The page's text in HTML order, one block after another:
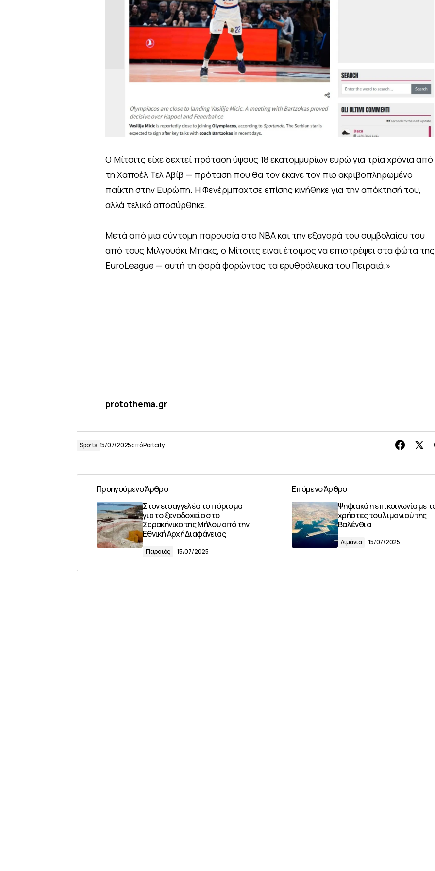
Ο Μίτσιτς είχε δεχτεί πρόταση ύψους 18 εκατομμυρίων ευρώ για τρία χρόνια από
τη Χαποέλ Τελ Αβίβ — πρόταση που θα τον έκανε τον πιο ακριβοπληρωμένο
παίκτη στην Ευρώπη. Η Φενέρμπαχτσε επίσης κινήθηκε για την απόκτησή του,
αλλά τελικά αποσύρθηκε.
Μετά από μια σύντομη παρουσία στο ΝΒΑ και την εξαγορά του συμβολαίου του
από τους Μιλγουόκι Μπακς, ο Μίτσιτς είναι έτοιμος να επιστρέψει στα φώτα της
EuroLeague — αυτή τη φορά φορώντας τα ερυθρόλευκα του Πειραιά.»
protothema.gr
Sports 15/07/2025απόPortcity
Προηγούμενο Άρθρο
Στον εισαγγελέα το πόρισμα
για το ξενοδοχείο στο
Σαρακήνικο της Μήλου από την
Εθνική Αρχή Διαφάνειας
Πειραιάς 15/07/2025
Επόμενο Άρθρο
Ψηφιακά η επικοινωνία με
χρήστες του λιμανιού της
Βαλένθια
Λιμάνια 15/07/2025